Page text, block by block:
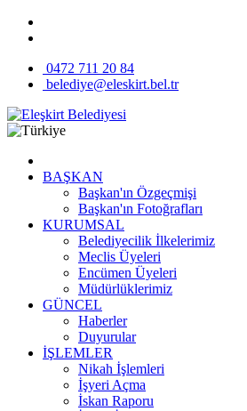
0472 711 20 84
belediye@eleskirt.bel.tr
BAŞKAN
Başkan'ın Özgeçmişi
Başkan'ın Fotoğrafları
KURUMSAL
Belediyecilik İlkelerimiz
Meclis Üyeleri
Encümen Üyeleri
Müdürlüklerimiz
GÜNCEL
Haberler
Duyurular
İŞLEMLER
Nikah İşlemleri
İşyeri Açma
İskan Raporu